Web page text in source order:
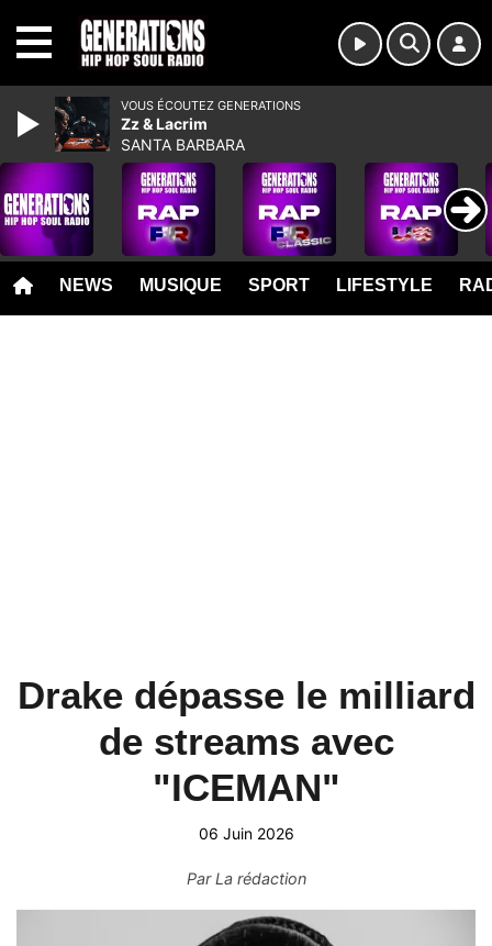
NEWS MUSIQUE SPORT LIFESTYLE
Drake dépasse le milliard
de streams avec
"ICEMAN"
06 Juin 2026
ParLa rédaction
VOUS ÉCOUTEZ GENERATIONS
Zz & Lacrim
SANTA BARBARA